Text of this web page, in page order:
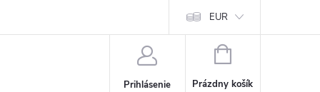
EUR
Prihlásenie
NÁKUPNÝ
Prázdny košík